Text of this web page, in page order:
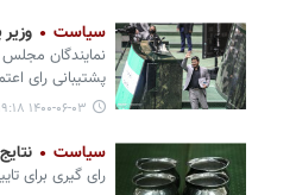
سیاست
نمایندگان
پشتیبانی رای
۱۴۰۰-۰۶-۰۳ ۱۹:۱۸
سیاست
رای گیری برای